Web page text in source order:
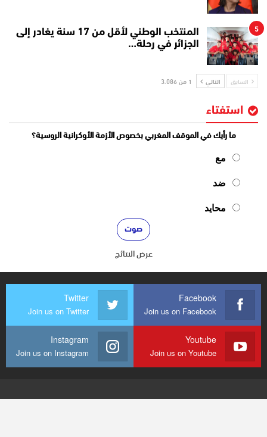
5
المنتخب الوطني لأقل من 17 سنة يغادر إلى
الجزائر في رحلة…
السابق التالي 1 من 3٬086
استفتاء
ما رأيك في الموقف المغربي بخصوص الأزمة الأوكرانية الروسية؟
مع
ضد
محايد
عرض النتائج
Facebook
Join us on Facebook
Twitter
Join us on Twitter
Youtube
Join us on Youtube
Instagram
Join us on Instagram